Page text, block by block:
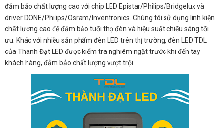
đảm bảo chất lượng cao với chip LED Epistar/Philips/Bridgelux và
driver DONE/Philips/Osram/Inventronics. Chúng tôi sử dụng linh kiện
chất lượng cao để đảm bảo tuổi thọ đèn và hiệu suất chiếu sáng tối
ưu. Khác với nhiều sản phẩm đèn LED trên thị trường, đèn LED TDL
của Thành Đạt LED được kiểm tra nghiêm ngặt trước khi đến tay
khách hàng, đảm bảo chất lượng vượt trội.